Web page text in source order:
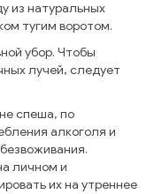
из натуральных
тугим воротом.
убор. Чтобы
лучей, следует
спеша, по
алкоголя и
личном и
их на утреннее